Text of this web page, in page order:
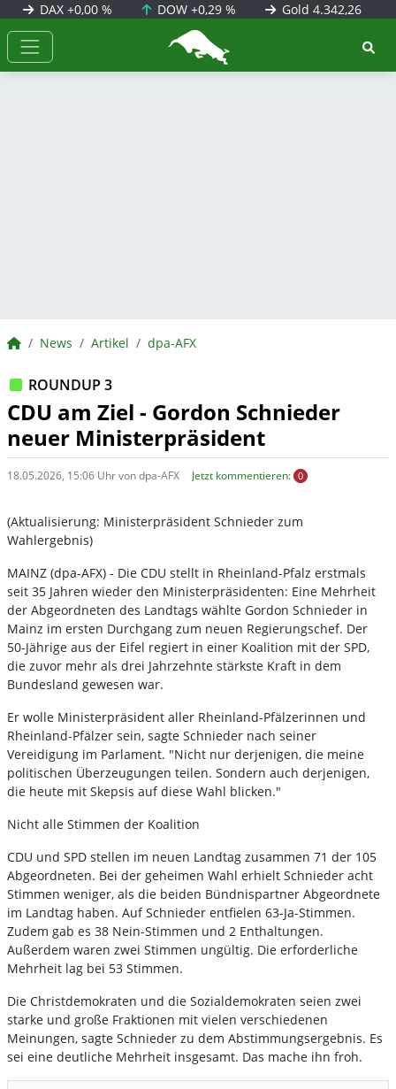
DAX +0,00 % DOW+0,29 % Gold 4.342,26
BörsenNEWS.de
BörsenNEWS.de
News Artikel dpa-AFX
ROUNDUP 3
CDU am Ziel - Gordon Schnieder
neuer Ministerpräsident
18.05.2026, 15:06 Uhr von dpa-AFX Jetzt kommentieren: 0
(Aktualisierung: Ministerpräsident Schnieder zum
Wahlergebnis)
MAINZ (dpa-AFX) - Die CDU stellt in Rheinland-Pfalz erstmals
seit 35 Jahren wieder den Ministerpräsidenten: Eine Mehrheit
der Abgeordneten des Landtags wählte Gordon Schnieder in
Mainz im ersten Durchgang zum neuen Regierungschef. Der
50-Jährige aus der Eifel regiert in einer Koalition mit der SPD,
die zuvor mehr als drei Jahrzehnte stärkste Kraft in dem
Bundesland gewesen war.
Er wolle Ministerpräsident aller Rheinland-Pfälzerinnen und
Rheinland-Pfälzer sein, sagte Schnieder nach seiner
Vereidigung im Parlament. "Nicht nur derjenigen, die meine
politischen Überzeugungen teilen. Sondern auch derjenigen,
die heute mit Skepsis auf diese Wahl blicken."
Nicht alle Stimmen der Koalition
CDU und SPD stellen im neuen Landtag zusammen 71 der 105
Abgeordneten. Bei der geheimen Wahl erhielt Schnieder acht
Stimmen weniger, als die beiden Bündnispartner Abgeordnete
im Landtag haben. Auf Schnieder entfielen 63-Ja-Stimmen.
Zudem gab es 38 Nein-Stimmen und 2 Enthaltungen.
Außerdem waren zwei Stimmen ungültig. Die erforderliche
Mehrheit lag bei 53 Stimmen.
Die Christdemokraten und die Sozialdemokraten seien zwei
starke und große Fraktionen mit vielen verschiedenen
Meinungen, sagte Schnieder zu dem Abstimmungsergebnis. Es
sei eine deutliche Mehrheit insgesamt. Das mache ihn froh.